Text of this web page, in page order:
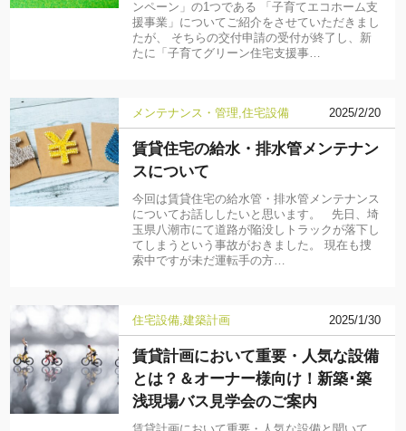
ンペーン」の1つである 「子育てエコホーム支
援事業」についてご紹介をさせていただきまし
たが、 そちらの交付申請の受付が終了し、新
たに「子育てグリーン住宅支援事…
メンテナンス・管理 住宅設備 2025/2/20
賃貸住宅の給水・排水管メンテナン
スについて
今回は賃貸住宅の給水管・排水管メンテナンス
についてお話ししたいと思います。 先日、埼
玉県八潮市にて道路が陥没しトラックが落下し
てしまうという事故がおきました。 現在も捜
索中ですが未だ運転手の方…
住宅設備 建築計画 2025/1/30
賃貸計画において重要・人気な設備
とは？＆オーナー様向け！新築･築
浅現場バス見学会のご案内